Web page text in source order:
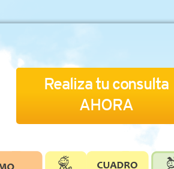
Realiza tu consulta
AHORA